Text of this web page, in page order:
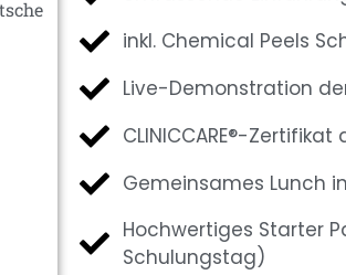
inkl. Chemical Peels
Live-Demonstration
CLINICCARE®-
Gemeinsames Lunch
Hochwertiges Starter
Schulungstag)